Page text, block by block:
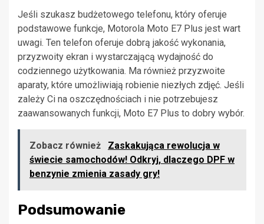
Jeśli szukasz budżetowego telefonu, który oferuje
podstawowe funkcje, Motorola Moto E7 Plus jest wart
uwagi. Ten telefon oferuje dobrą jakość wykonania,
przyzwoity ekran i wystarczającą wydajność do
codziennego użytkowania. Ma również przyzwoite
aparaty, które umożliwiają robienie niezłych zdjęć. Jeśli
zależy Ci na oszczędnościach i nie potrzebujesz
zaawansowanych funkcji, Moto E7 Plus to dobry wybór.
Zobacz również
Zaskakująca rewolucja w
świecie samochodów! Odkryj, dlaczego DPF w
benzynie zmienia zasady gry!
Podsumowanie